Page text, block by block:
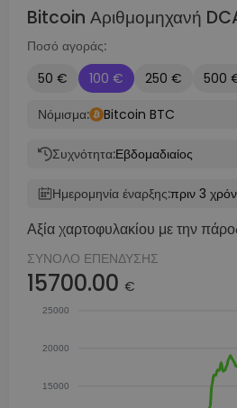
Bitcoin Αριθμομηχανή
Ποσό αγοράς:
50 €
100 € 250 € 500
Νόμισμα:
Bitcoin BTC
Συχνότητα:Εβδομαδιαίος
Ημερομηνία έναρξης:πριν 3
Αξία χαρτοφυλακίου με την
ΣΎΝΟΛΟ ΕΠΈΝΔΥΣΗΣ
15700.00 €
25000
20000
15000